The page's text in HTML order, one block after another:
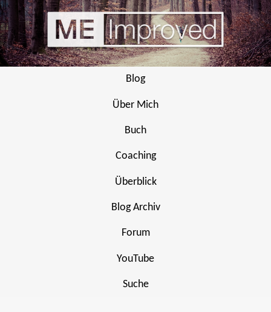
Blog
Über Mich
Buch
Coaching
Überblick
Blog Archiv
Forum
YouTube
Suche